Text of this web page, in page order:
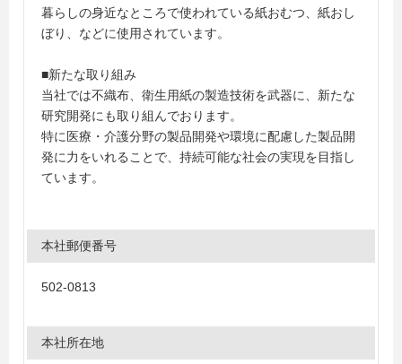
暮らしの身近なところで使われている紙おむつ、紙おし
ぼり、などに使用されています。
■新たな取り組み
当社では不織布、衛生用紙の製造技術を武器に、新たな
研究開発にも取り組んでおります。
特に医療・介護分野の製品開発や環境に配慮した製品開
発に力をいれることで、持続可能な社会の実現を目指し
ています。
本社郵便番号
502-0813
本社所在地